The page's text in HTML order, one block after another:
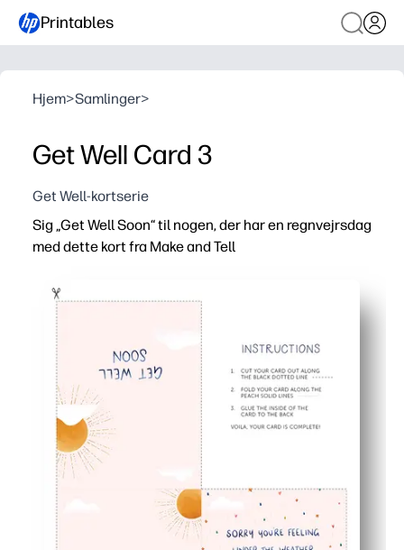
Printables
Hjem>Samlinger>
Get Well Card 3
Get Well-kortserie
Sig „Get Well Soon“ til nogen, der har en regnvejrsdag
med dette kort fra Make and Tell
Klar på få minutter - bare udskriv, fold og underskriv.
Børnevenlig og kreativ - lad børnene tilføje tegninger,
Muntert design løfter humøret - ideel til at gøre en hård
Ingen butiksdrift nødvendig - udskriv multipler til